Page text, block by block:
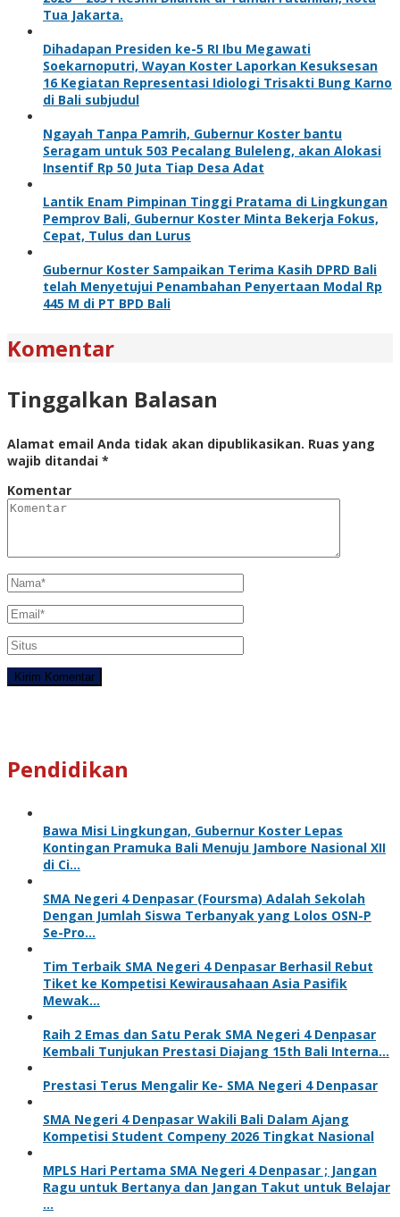
Tua Jakarta.
Dihadapan Presiden ke-5 RI Ibu Megawati
Soekarnoputri, Wayan Koster Laporkan Kesuksesan
16 Kegiatan Representasi Idiologi Trisakti Bung Karno
di Bali subjudul
Ngayah Tanpa Pamrih, Gubernur Koster bantu
Seragam untuk 503 Pecalang Buleleng, akan Alokasi
Insentif Rp 50 Juta Tiap Desa Adat
Lantik Enam Pimpinan Tinggi Pratama di Lingkungan
Pemprov Bali, Gubernur Koster Minta Bekerja Fokus,
Cepat, Tulus dan Lurus
Gubernur Koster Sampaikan Terima Kasih DPRD Bali
telah Menyetujui Penambahan Penyertaan Modal Rp
445 M di PT BPD Bali
Komentar
Tinggalkan Balasan
Alamat email Anda tidak akan dipublikasikan. Ruas yang
wajib ditandai *
Komentar
Pendidikan
Bawa Misi Lingkungan, Gubernur Koster Lepas
Kontingan Pramuka Bali Menuju Jambore Nasional XII
di Ci…
SMA Negeri 4 Denpasar (Foursma) Adalah Sekolah
Dengan Jumlah Siswa Terbanyak yang Lolos OSN-P
Se-Pro…
Tim Terbaik SMA Negeri 4 Denpasar Berhasil Rebut
Tiket ke Kompetisi Kewirausahaan Asia Pasifik
Mewak…
Raih 2 Emas dan Satu Perak SMA Negeri 4 Denpasar
Kembali Tunjukan Prestasi Diajang 15th Bali Interna…
Prestasi Terus Mengalir Ke- SMA Negeri 4 Denpasar
SMA Negeri 4 Denpasar Wakili Bali Dalam Ajang
Kompetisi Student Compeny 2026 Tingkat Nasional
MPLS Hari Pertama SMA Negeri 4 Denpasar ; Jangan
Ragu untuk Bertanya dan Jangan Takut untuk Belajar
…